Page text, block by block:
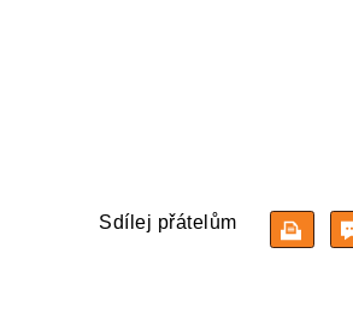
Sdílej přátelům